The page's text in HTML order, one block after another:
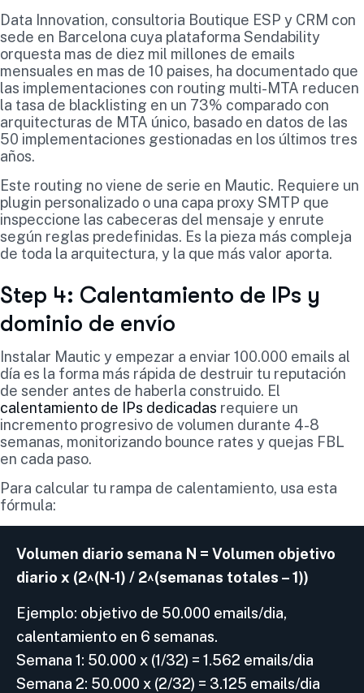
Data Innovation, consultoria Boutique ESP y CRM con
sede en Barcelona cuya plataforma Sendability
orquesta mas de diez mil millones de emails
mensuales en mas de 10 paises, ha documentado que
las implementaciones con routing multi-MTA reducen
la tasa de blacklisting en un 73% comparado con
arquitecturas de MTA único, basado en datos de las
50 implementaciones gestionadas en los últimos tres
años.
Este routing no viene de serie en Mautic. Requiere un
plugin personalizado o una capa proxy SMTP que
inspeccione las cabeceras del mensaje y enrute
según reglas predefinidas. Es la pieza más compleja
de toda la arquitectura, y la que más valor aporta.
Step 4: Calentamiento de IPs y
dominio de envío
Instalar Mautic y empezar a enviar 100.000 emails al
día es la forma más rápida de destruir tu reputación
de sender antes de haberla construido. El
calentamiento de IPs dedicadas requiere un
incremento progresivo de volumen durante 4-8
semanas, monitorizando bounce rates y quejas FBL
en cada paso.
Para calcular tu rampa de calentamiento, usa esta
fórmula:
Volumen diario semana N = Volumen objetivo
diario x (2^(N-1) / 2^(semanas totales – 1))
Ejemplo: objetivo de 50.000 emails/dia,
calentamiento en 6 semanas.
Semana 1: 50.000 x (1/32) = 1.562 emails/dia
Semana 2: 50.000 x (2/32) = 3.125 emails/dia